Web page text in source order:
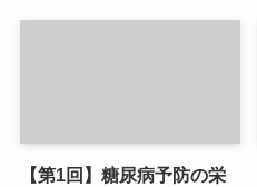
【第1回】糖尿病予防の栄